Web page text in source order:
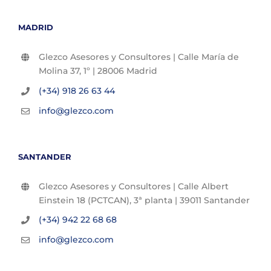
MADRID
Glezco Asesores y Consultores | Calle María de
Molina 37, 1º | 28006 Madrid
(+34) 918 26 63 44
info@glezco.com
SANTANDER
Glezco Asesores y Consultores | Calle Albert
Einstein 18 (PCTCAN), 3ª planta | 39011 Santander
(+34) 942 22 68 68
info@glezco.com